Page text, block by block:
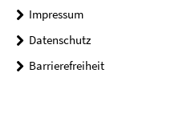
Impressum
Datenschutz
Barrierefreiheit